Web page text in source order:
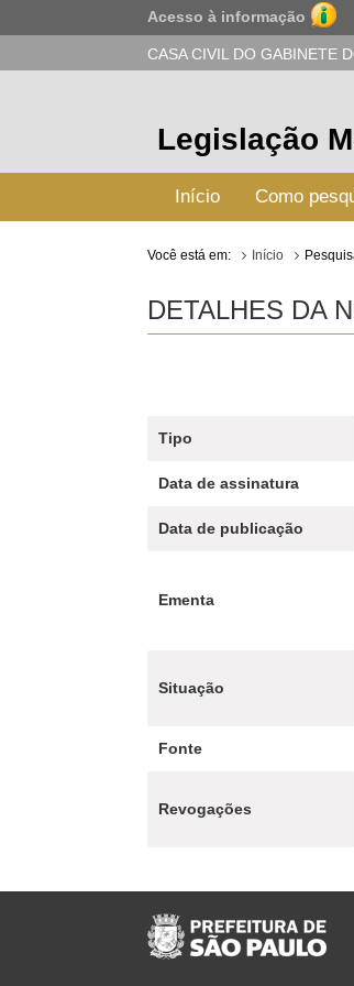
Acesso à informação
CASA CIVIL DO GABINETE
Legislação
Início Como
Você está em: Início
DETALHES DA
Tipo
Data de assinatura
Data de publicação
Ementa
Situação
Fonte
Revogações